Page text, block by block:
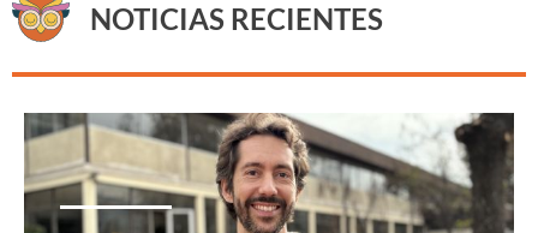
NOTICIAS RECIENTES